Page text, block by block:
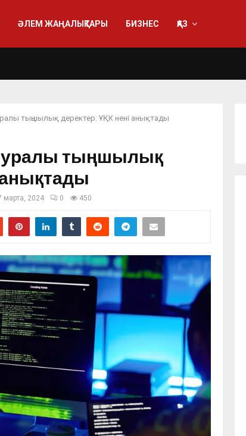
ӘЛЕМ ЖАҢАЛЫҚТАРЫ БИЗНЕС ҚАЗ
тыңшылық деректер: ҰҚК нені анықтады
тыңшылық
анықтады
марта, 2024 0 450